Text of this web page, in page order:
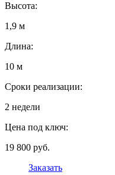
Высота:
1,9 м
Длина:
10 м
Сроки реализации:
2 недели
Цена под ключ:
19 800 руб.
Заказать